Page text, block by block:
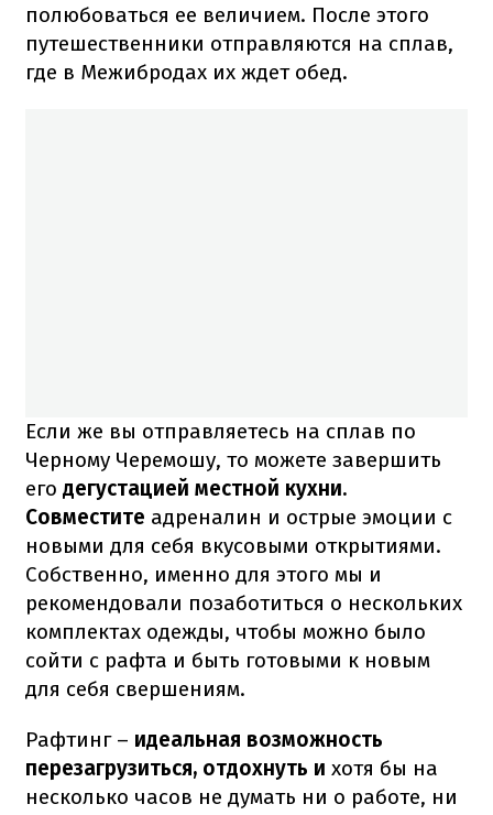
полюбоваться ее величием. После этого
путешественники отправляются на сплав,
где в Межибродах их ждет обед.
Если же вы отправляетесь на сплав по
Черному Черемошу, то можете завершить
его дегустацией местной кухни.
Совместите адреналин и острые эмоции с
новыми для себя вкусовыми открытиями.
Собственно, именно для этого мы и
рекомендовали позаботиться о нескольких
комплектах одежды, чтобы можно было
сойти с рафта и быть готовыми к новым
для себя свершениям.
Рафтинг – идеальная возможность
перезагрузиться, отдохнуть и хотя бы на
несколько часов не думать ни о работе, ни